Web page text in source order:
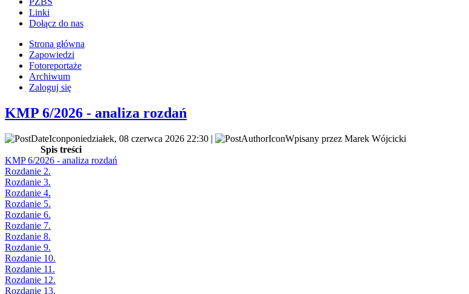
Linki
Dołącz do nas
Strona główna
Zapowiedzi
Fotoreportaże
Archiwum
Zaloguj się
KMP 6/2026 - analiza rozdań
poniedziałek, 08 czerwca 2026 22:30 |
Wpisany przez Marek Wójcicki
Spis treści
KMP 6/2026 - analiza rozdań
Rozdanie 2.
Rozdanie 3.
Rozdanie 4.
Rozdanie 5.
Rozdanie 6.
Rozdanie 7.
Rozdanie 8.
Rozdanie 9.
Rozdanie 10.
Rozdanie 11.
Rozdanie 12.
Rozdanie 13.